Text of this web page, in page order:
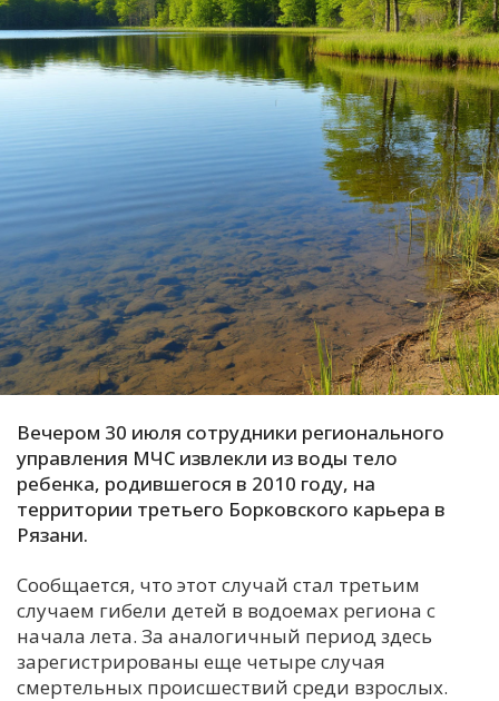
В
К
М
Р
С
Т
У
Х
Ч
Вечером 30 июля сотрудники регионального
управления МЧС извлекли из воды тело
ребенка, родившегося в 2010 году, на
территории третьего Борковского карьера в
Рязани.
Сообщается, что этот случай стал третьим
случаем гибели детей в водоемах региона с
начала лета. За аналогичный период здесь
зарегистрированы еще четыре случая
смертельных происшествий среди взрослых.